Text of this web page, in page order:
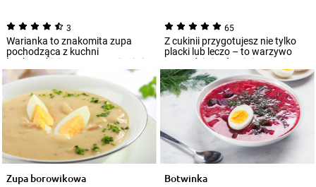
3
Warianka to znakomita zupa
pochodząca z kuchni
łemkowskiej. Przygotowuje się ją
na bazie kwasu z...
65
Z cukinii przygotujesz nie tylko
placki lub leczo – to warzywo
sprawdzi się również w zupie, z
do...
Zupa borowikowa Botwinka